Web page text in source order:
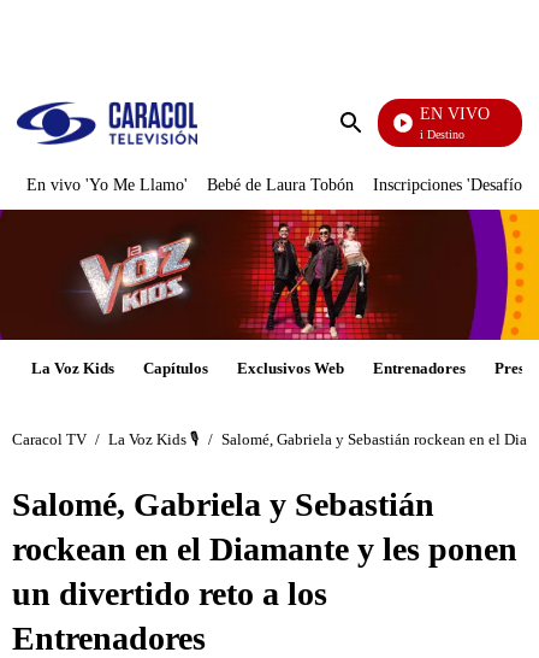
Enviar
EN VIVO
El Juego De Mi Destino
En vivo 'Yo Me Llamo' Bebé de Laura Tobón Inscripciones 'Desafío'
La Voz Kids Capítulos Exclusivos Web Entrenadores
Caracol TV / La Voz Kids 🎙️ / Salomé, Gabriela y Sebastián rockean en el
Salomé, Gabriela y Sebastián
rockean en el Diamante y les ponen
un divertido reto a los
Entrenadores